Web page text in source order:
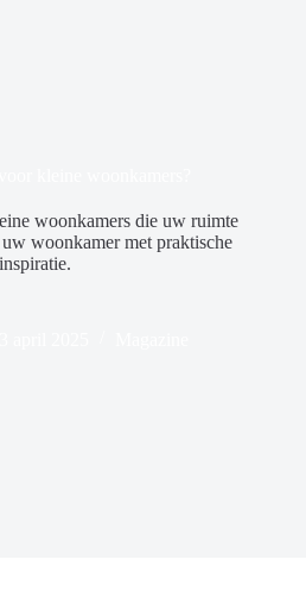
woonkamers die uw ruimte
woonkamer met praktische